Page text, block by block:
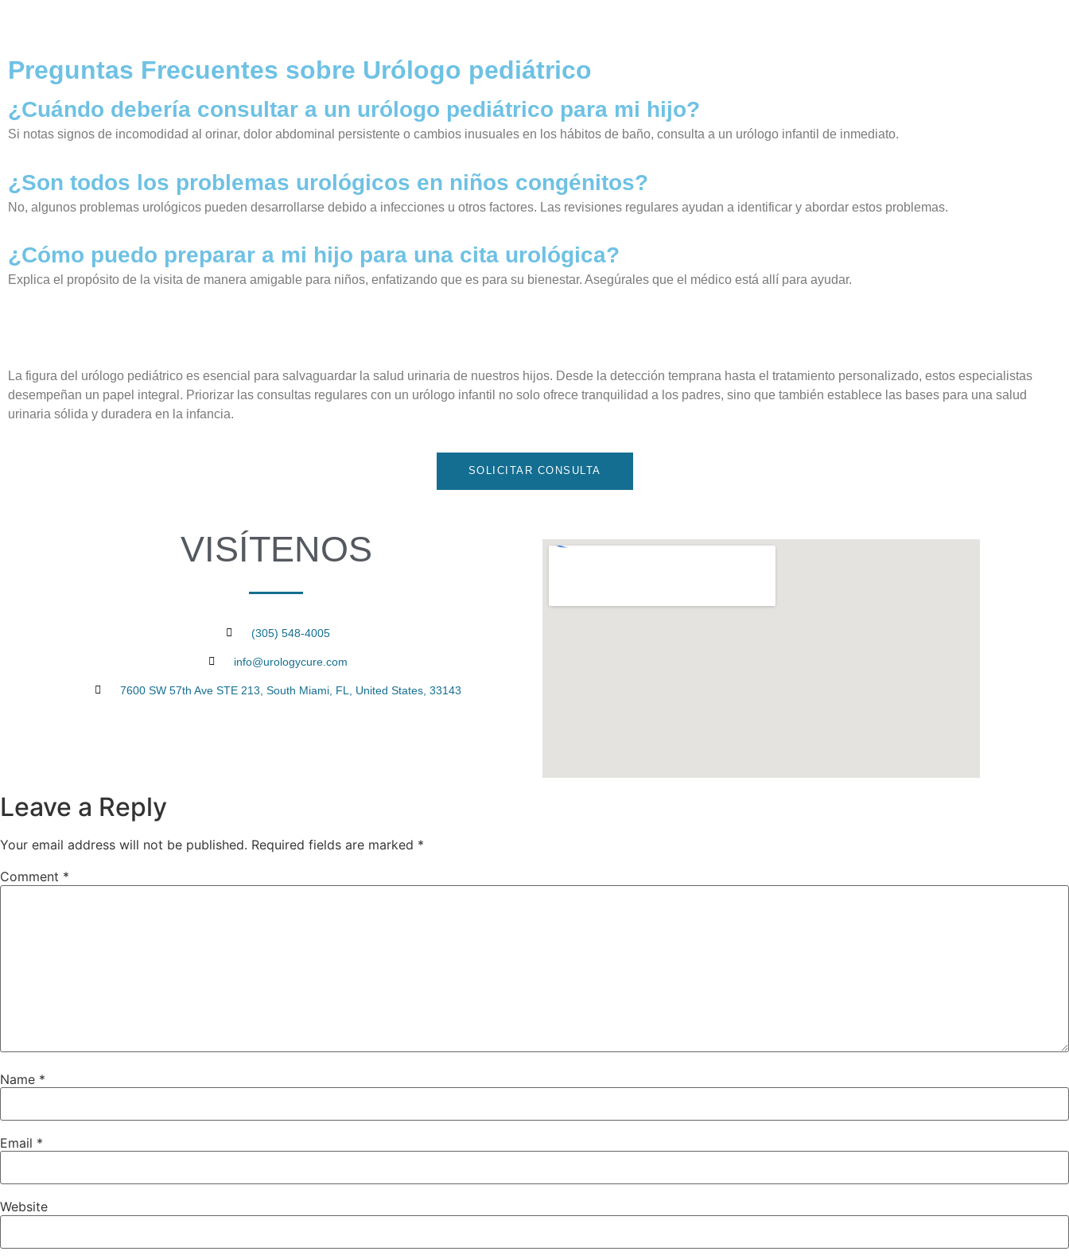
Preguntas Frecuentes sobre Urólogo pediátrico
¿Cuándo debería consultar a un urólogo pediátrico para mi hijo?
Si notas signos de incomodidad al orinar, dolor abdominal persistente o cambios inusuales en los hábitos de baño, consulta a un urólogo infantil de inmediato.
¿Son todos los problemas urológicos en niños congénitos?
No, algunos problemas urológicos pueden desarrollarse debido a infecciones u otros factores. Las revisiones regulares ayudan a identificar y abordar estos problemas.
¿Cómo puedo preparar a mi hijo para una cita urológica?
Explica el propósito de la visita de manera amigable para niños, enfatizando que es para su bienestar. Asegúrales que el médico está allí para ayudar.
La figura del urólogo pediátrico es esencial para salvaguardar la salud urinaria de nuestros hijos. Desde la detección temprana hasta el tratamiento personalizado, estos especialistas
desempeñan un papel integral. Priorizar las consultas regulares con un urólogo infantil no solo ofrece tranquilidad a los padres, sino que también establece las bases para una salud
urinaria sólida y duradera en la infancia.
SOLICITAR CONSULTA
VISÍTENOS
(305) 548-4005
info@urologycure.com
7600 SW 57th Ave STE 213, South Miami, FL, United States, 33143
Leave a Reply
Your email address will not be published. Required fields are marked *
Comment *
Name *
Email *
Website